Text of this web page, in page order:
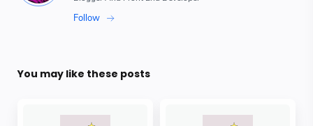
You may like these posts